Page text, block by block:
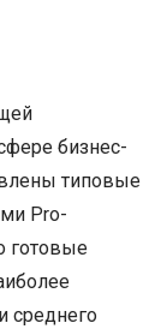
бизнес-
типовые
Pro-
готовые
среднего